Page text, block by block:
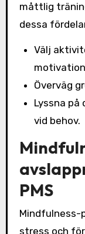
måttlig
dessa
Välj
Överväg
Lyssna
vid behov.
PMS
Mindfulness-
stress och